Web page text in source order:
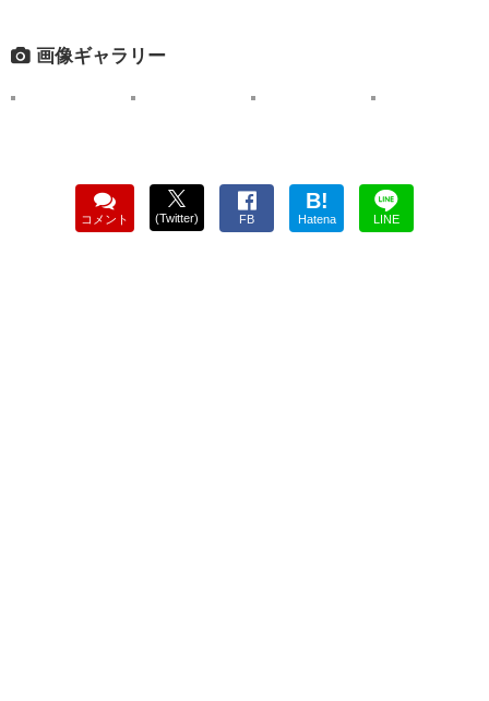
画像ギャラリー
コメント (Twitter) FB
B!
Hatena LINE